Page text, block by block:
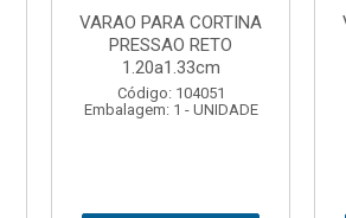
VARAO PARA CORTINA
PRESSAO RETO
1.50a1.63cm
Código: 104078
Embalagem: 1 - UNIDADE